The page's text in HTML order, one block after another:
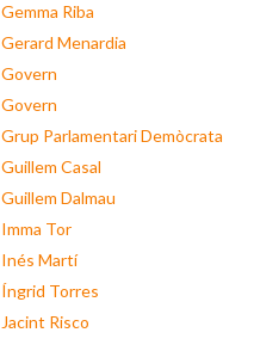
Gemma Riba
Gerard Menardia
Govern
Govern
Grup Parlamentari Demòcrata
Guillem Casal
Guillem Dalmau
Imma Tor
Inés Martí
Íngrid Torres
Jacint Risco